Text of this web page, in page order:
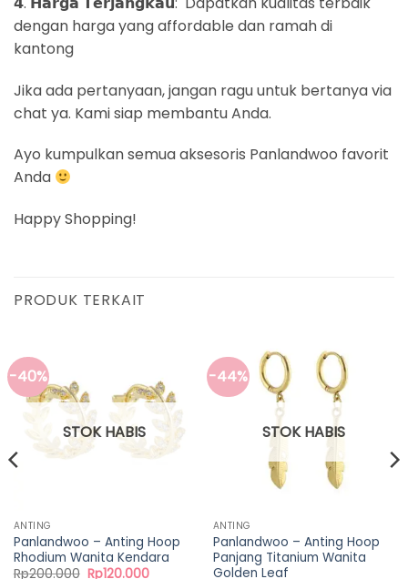
dengan harga yang affordable dan ramah di
kantong
Jika ada pertanyaan, jangan ragu untuk bertanya via
chat ya. Kami siap membantu Anda.
Ayo kumpulkan semua aksesoris Panlandwoo favorit
Anda
Happy Shopping!
PRODUK TERKAIT
-40%
STOK HABIS
ANTING
Panlandwoo – Anting Hoop
Rhodium Wanita Kendara
Rp200.000 Harga
Rp120.000Harga
-44%
STOK HABIS
ANTING
Panlandwoo – Anting Hoop
Panjang Titanium Wanita
Golden Leaf